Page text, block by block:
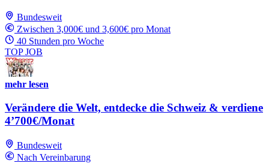
Bundesweit
Zwischen 3,000€ und 3,600€ pro Monat
40 Stunden pro Woche
TOP JOB
mehr lesen
Verändere die Welt, entdecke die Schweiz & verdiene
4’700€/Monat
Bundesweit
Nach Vereinbarung